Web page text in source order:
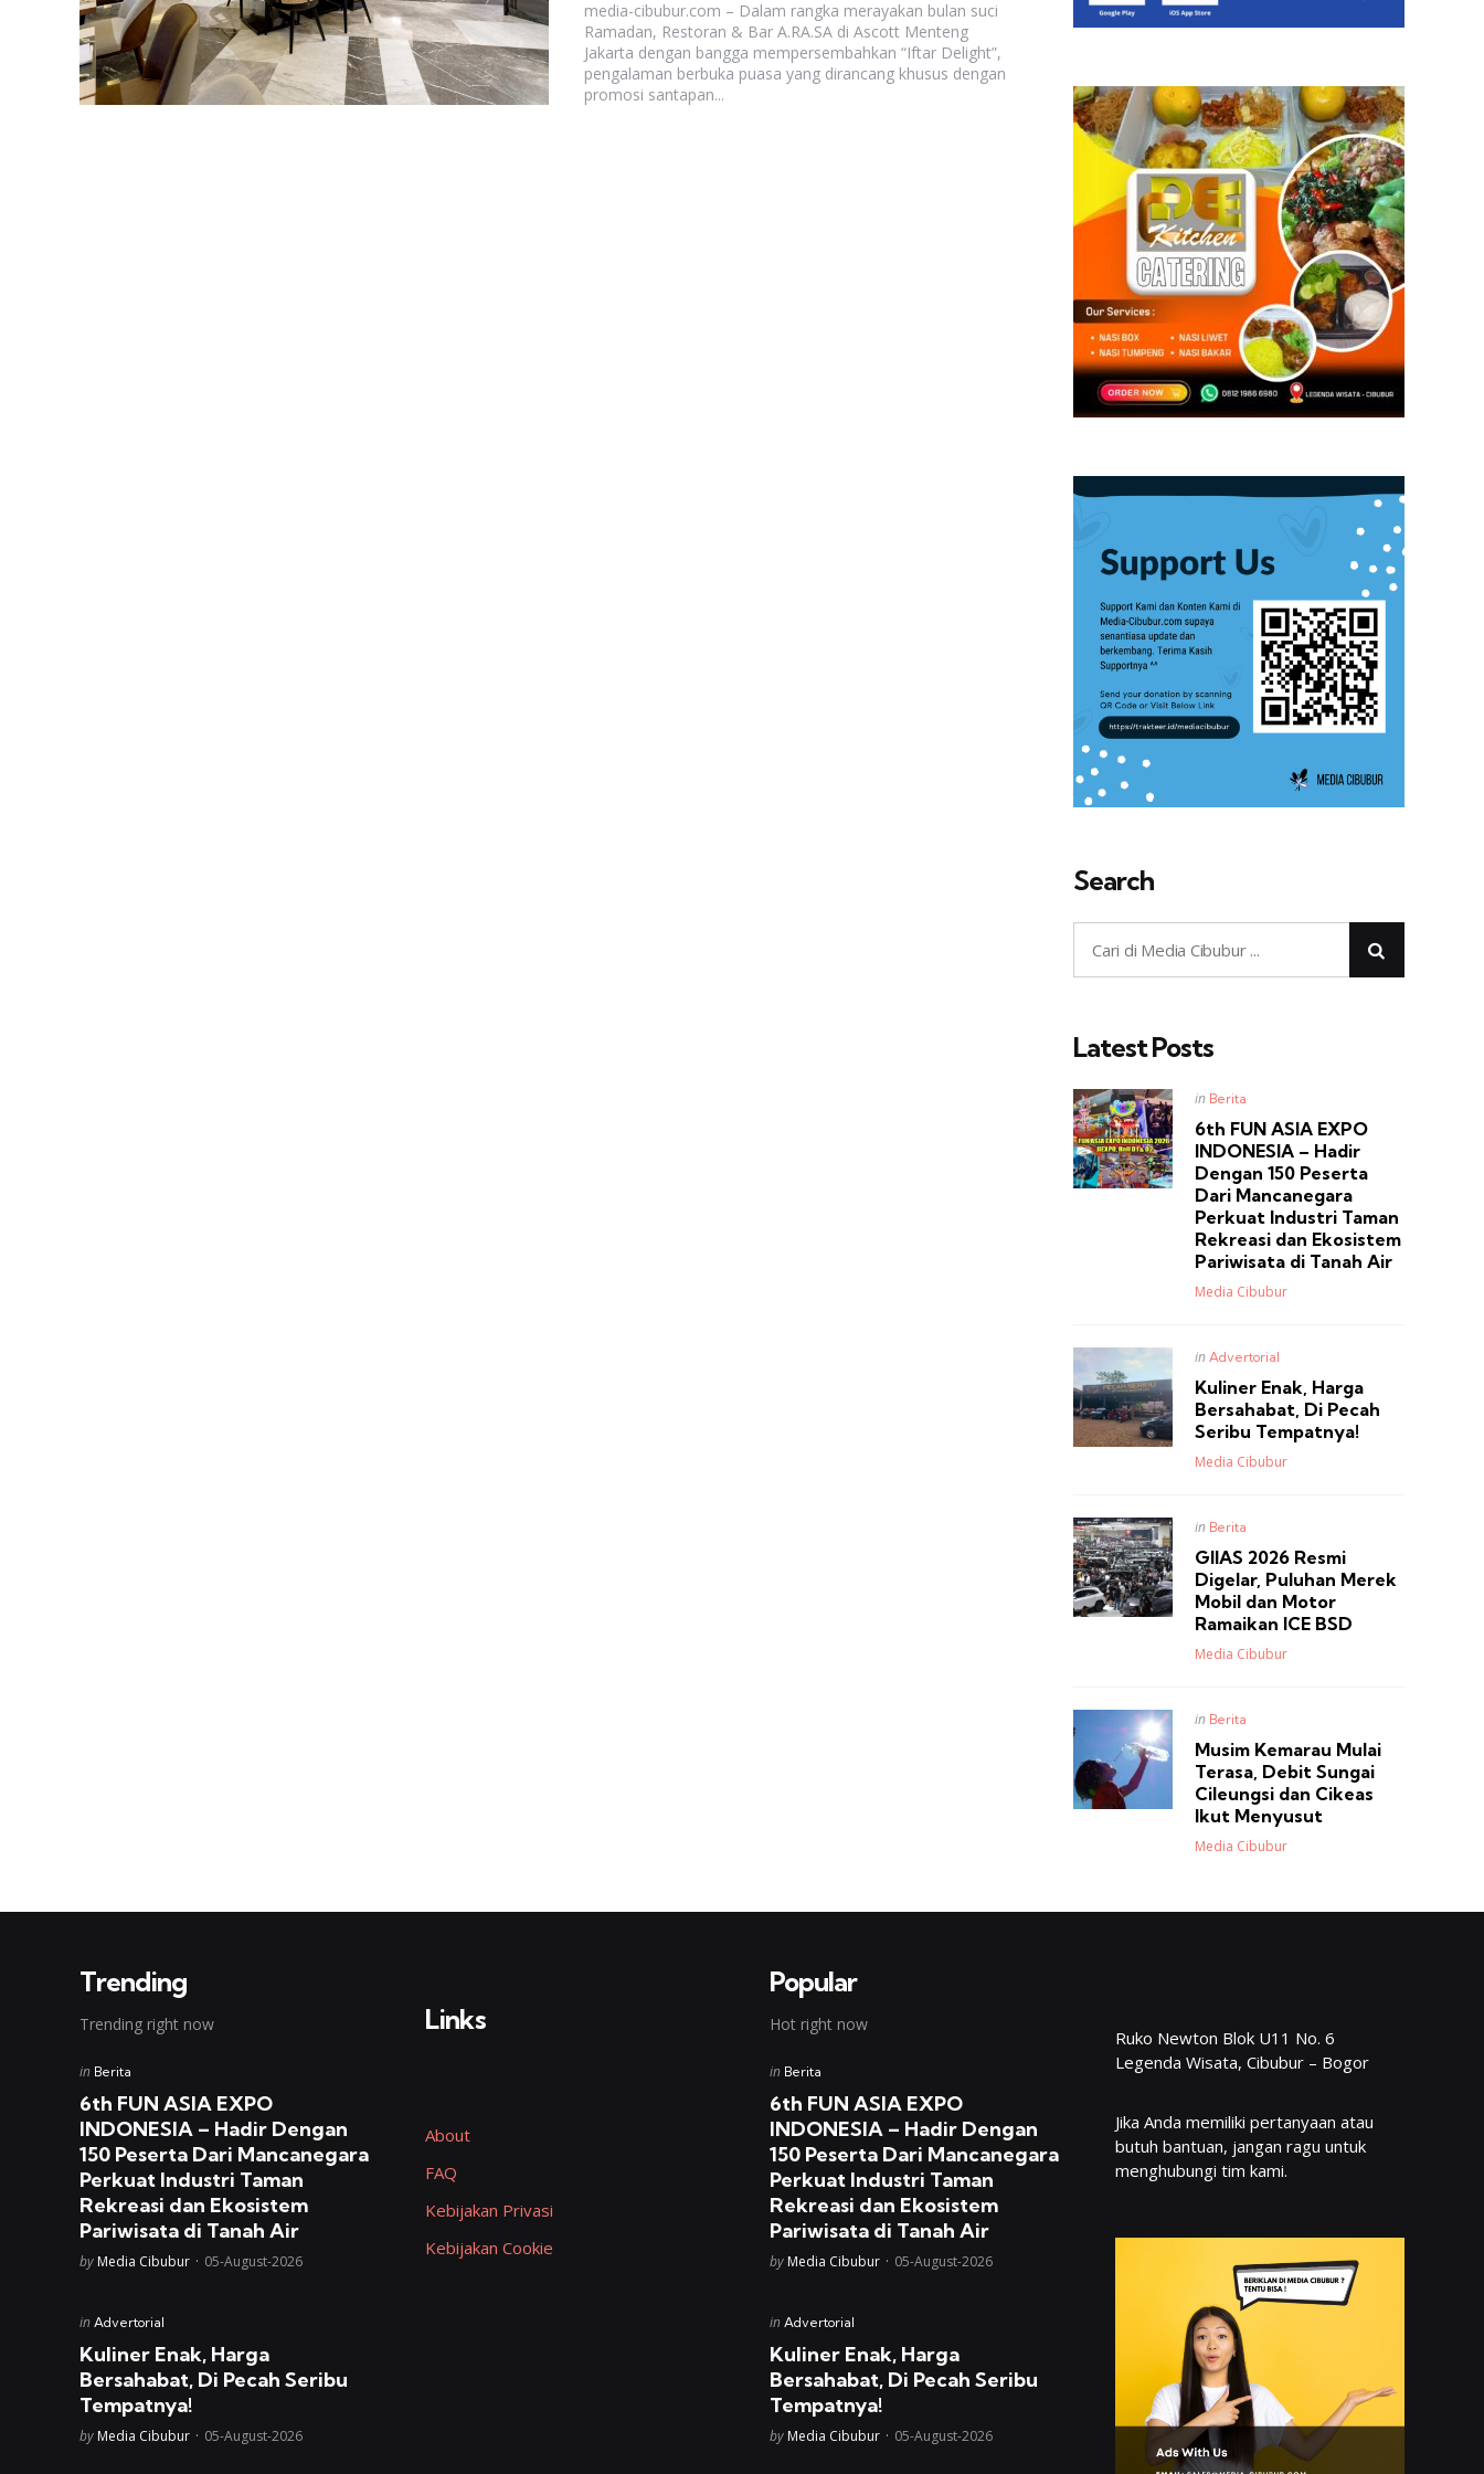
media-cibubur.com – Dalam rangka merayakan bulan suci
Ramadan, Restoran & Bar A.RA.SA di Ascott Menteng
Jakarta dengan bangga mempersembahkan “Iftar Delight”,
pengalaman berbuka puasa yang dirancang khusus dengan
promosi santapan...
Search
Latest Posts
Posted
in
in Berita
6th FUN ASIA EXPO
INDONESIA – Hadir
Dengan 150 Peserta
Dari Mancanegara
Perkuat Industri Taman
Rekreasi dan Ekosistem
Pariwisata di Tanah Air
Posted
Media Cibubur
Posted
in Advertorial
Kuliner Enak, Harga
Bersahabat, Di Pecah
Seribu Tempatnya!
Posted
Media Cibubur
Posted
in Berita
GIIAS 2026 Resmi
Digelar, Puluhan Merek
Mobil dan Motor
Ramaikan ICE BSD
Posted
Media Cibubur
Posted
in Berita
Musim Kemarau Mulai
Terasa, Debit Sungai
Cileungsi dan Cikeas
Ikut Menyusut
Posted
Media Cibubur
Trending
Trending right now
Posted
in Berita
6th FUN ASIA EXPO
INDONESIA – Hadir Dengan
150 Peserta Dari Mancanegara
Perkuat Industri Taman
Rekreasi dan Ekosistem
Pariwisata di Tanah Air
Posted
by Media Cibubur 05-August-2026
Posted
in Advertorial
Kuliner Enak, Harga
Bersahabat, Di Pecah Seribu
Tempatnya!
Posted
by Media Cibubur 05-August-2026
Links
About
FAQ
Kebijakan Privasi
Kebijakan Cookie
Popular
Hot right now
Posted
in Berita
6th FUN ASIA EXPO
INDONESIA – Hadir Dengan
150 Peserta Dari Mancanegara
Perkuat Industri Taman
Rekreasi dan Ekosistem
Pariwisata di Tanah Air
Posted
by Media Cibubur 05-August-2026
Posted
in Advertorial
Kuliner Enak, Harga
Bersahabat, Di Pecah Seribu
Tempatnya!
Posted
by Media Cibubur 05-August-2026
Ruko Newton Blok U11 No. 6
Legenda Wisata, Cibubur – Bogor
Jika Anda memiliki pertanyaan atau
butuh bantuan, jangan ragu untuk
menghubungi tim kami.